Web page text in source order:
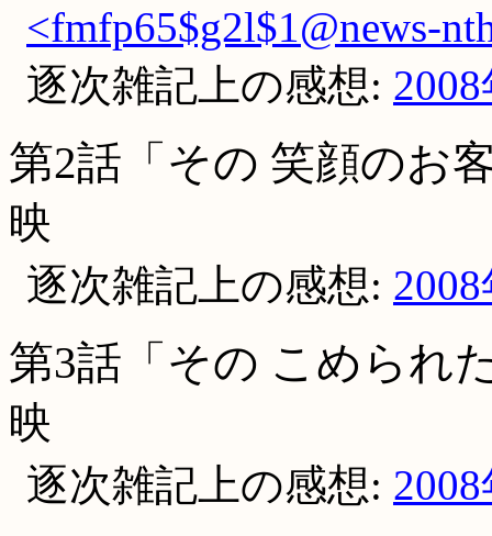
<fmfp65$g2l$1@news-
逐次雑記上の感想:
第2話「その 笑顔のお
映
逐次雑記上の感想:
第3話「その こめられ
映
逐次雑記上の感想: